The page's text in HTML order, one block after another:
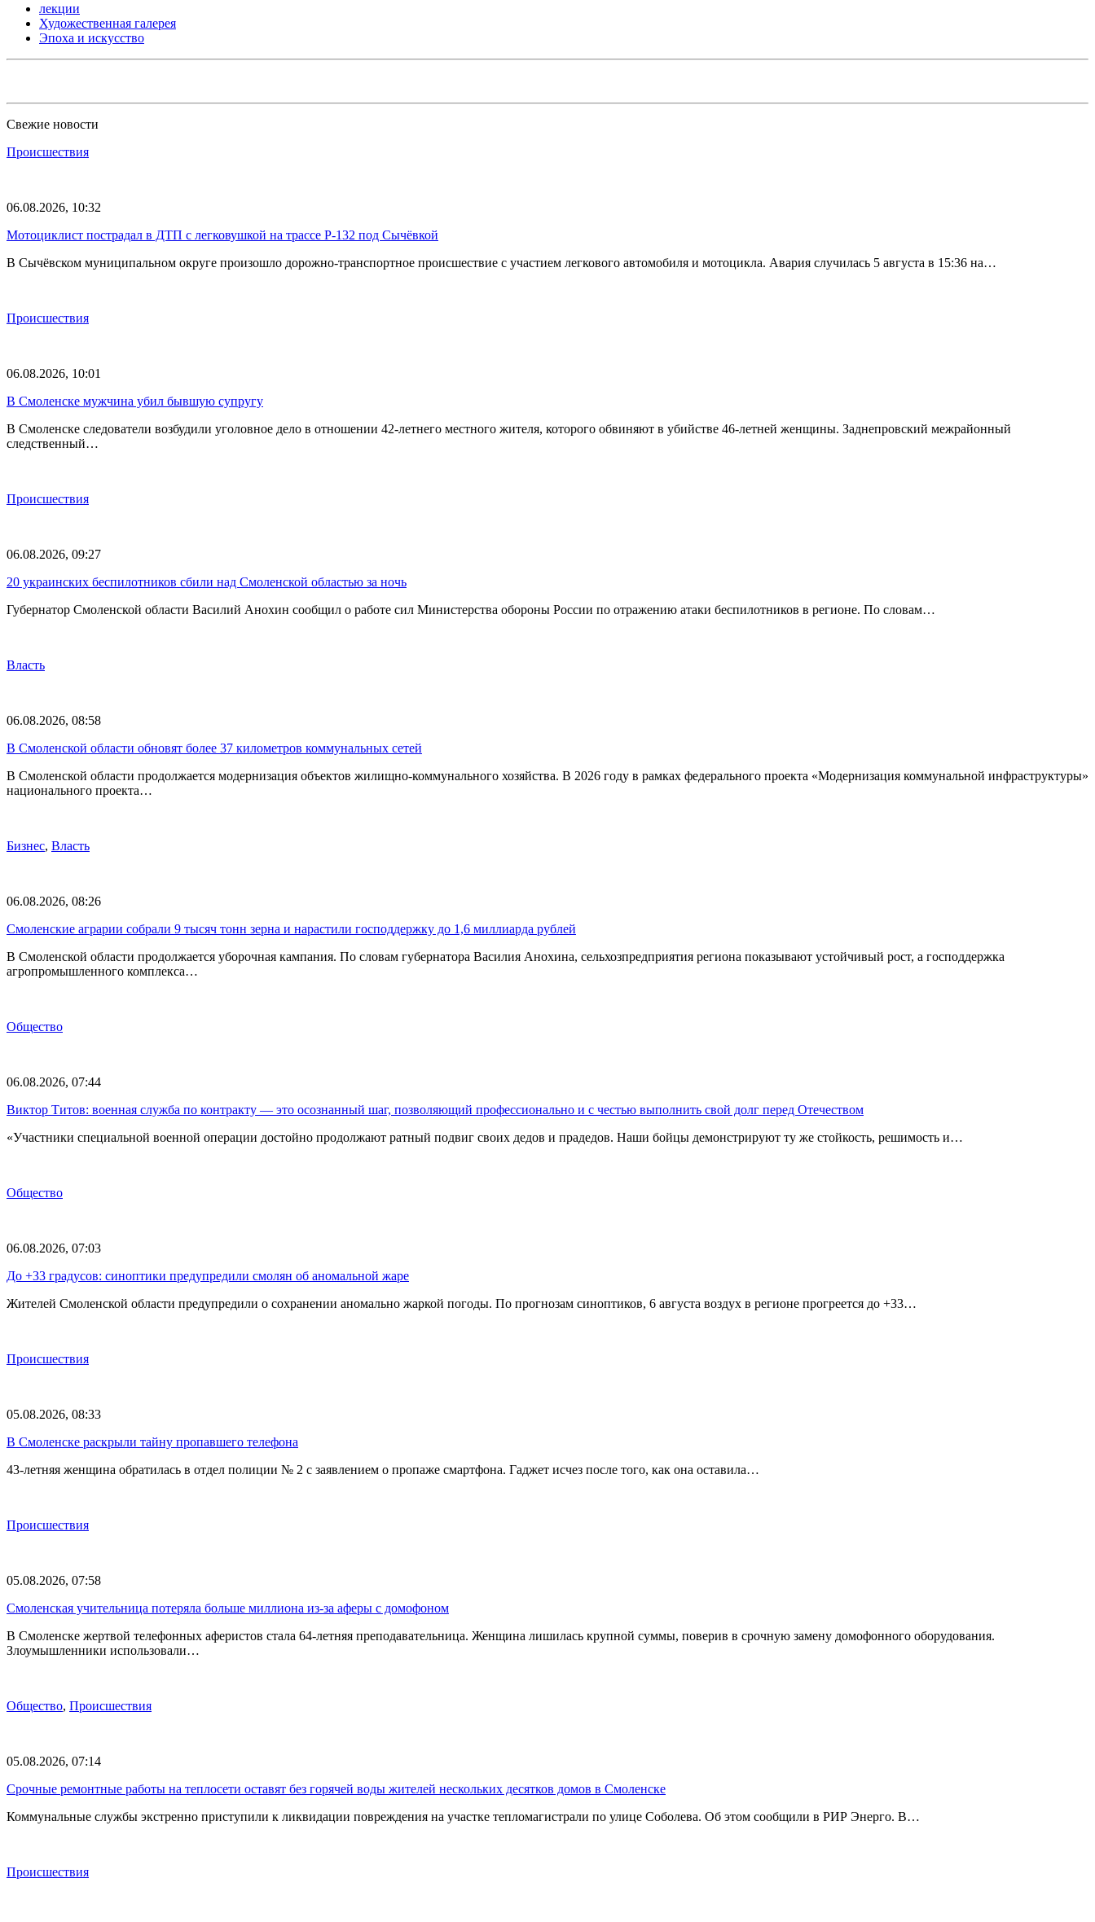
лекции
Художественная галерея
Эпоха и искусство
Свежие новости
Происшествия
06.08.2026, 10:32
Мотоциклист пострадал в ДТП с легковушкой на трассе Р-132 под Сычёвкой
В Сычёвском муниципальном округе произошло дорожно-транспортное происшествие с участием легкового автомобиля и мотоцикла. Авария случилась 5 августа в 15:36 на…
Происшествия
06.08.2026, 10:01
В Смоленске мужчина убил бывшую супругу
В Смоленске следователи возбудили уголовное дело в отношении 42-летнего местного жителя, которого обвиняют в убийстве 46-летней женщины. Заднепровский межрайонный
следственный…
Происшествия
06.08.2026, 09:27
20 украинских беспилотников сбили над Смоленской областью за ночь
Губернатор Смоленской области Василий Анохин сообщил о работе сил Министерства обороны России по отражению атаки беспилотников в регионе. По словам…
Власть
06.08.2026, 08:58
В Смоленской области обновят более 37 километров коммунальных сетей
В Смоленской области продолжается модернизация объектов жилищно-коммунального хозяйства. В 2026 году в рамках федерального проекта «Модернизация коммунальной инфраструктуры»
национального проекта…
Бизнес, Власть
06.08.2026, 08:26
Смоленские аграрии собрали 9 тысяч тонн зерна и нарастили господдержку до 1,6 миллиарда рублей
В Смоленской области продолжается уборочная кампания. По словам губернатора Василия Анохина, сельхозпредприятия региона показывают устойчивый рост, а господдержка
агропромышленного комплекса…
Общество
06.08.2026, 07:44
Виктор Титов: военная служба по контракту — это осознанный шаг, позволяющий профессионально и с честью выполнить свой долг перед Отечеством
«Участники специальной военной операции достойно продолжают ратный подвиг своих дедов и прадедов. Наши бойцы демонстрируют ту же стойкость, решимость и…
Общество
06.08.2026, 07:03
До +33 градусов: синоптики предупредили смолян об аномальной жаре
Жителей Смоленской области предупредили о сохранении аномально жаркой погоды. По прогнозам синоптиков, 6 августа воздух в регионе прогреется до +33…
Происшествия
05.08.2026, 08:33
В Смоленске раскрыли тайну пропавшего телефона
43-летняя женщина обратилась в отдел полиции № 2 с заявлением о пропаже смартфона. Гаджет исчез после того, как она оставила…
Происшествия
05.08.2026, 07:58
Смоленская учительница потеряла больше миллиона из-за аферы с домофоном
В Смоленске жертвой телефонных аферистов стала 64-летняя преподавательница. Женщина лишилась крупной суммы, поверив в срочную замену домофонного оборудования.
Злоумышленники использовали…
Общество, Происшествия
05.08.2026, 07:14
Срочные ремонтные работы на теплосети оставят без горячей воды жителей нескольких десятков домов в Смоленске
Коммунальные службы экстренно приступили к ликвидации повреждения на участке тепломагистрали по улице Соболева. Об этом сообщили в РИР Энерго. В…
Происшествия